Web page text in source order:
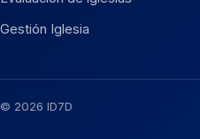
Gestión Iglesia
© 2026 ID7D